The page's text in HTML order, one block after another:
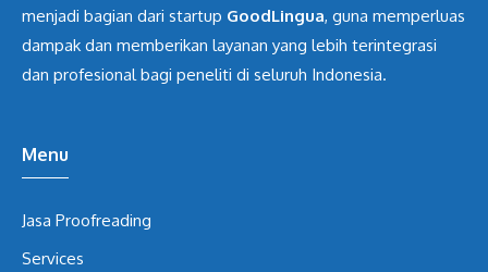
menjadi bagian dari startup GoodLingua, guna memperluas
dampak dan memberikan layanan yang lebih terintegrasi
dan profesional bagi peneliti di seluruh Indonesia.
Menu
Jasa Proofreading
Services